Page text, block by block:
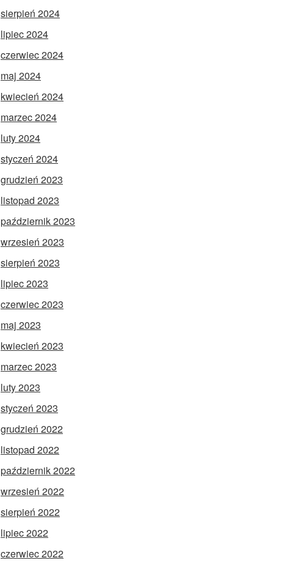
sierpień 2024
lipiec 2024
czerwiec 2024
maj 2024
kwiecień 2024
marzec 2024
luty 2024
styczeń 2024
grudzień 2023
listopad 2023
październik 2023
wrzesień 2023
sierpień 2023
lipiec 2023
czerwiec 2023
maj 2023
kwiecień 2023
marzec 2023
luty 2023
styczeń 2023
grudzień 2022
listopad 2022
październik 2022
wrzesień 2022
sierpień 2022
lipiec 2022
czerwiec 2022